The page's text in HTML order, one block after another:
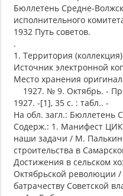
Бюллетень Средне-
исполнительного
1932 Путь советов.
.
1. Tерритория
Источник электронной
Место хранения
1927. № 9. Октябрь. -
1927. -[1], 35 с. : табл.. -
На обл. загл.: Бюллетень
Содерж.: 1. Манифест
наши задачи / М. Палькин.
строительства в
Достижения в сельском
Октябрьской революции
батрачеству Советской